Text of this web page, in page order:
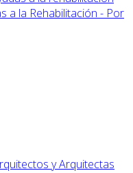
a la Rehabilitación - Por
y Arquitectas